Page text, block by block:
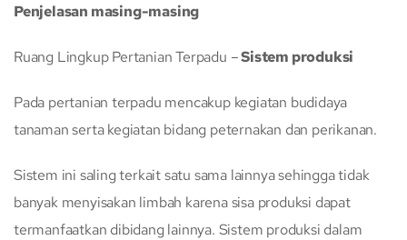
Penjelasan masing-masing
Ruang Lingkup Pertanian Terpadu –Sistem produksi
Pada pertanian terpadu mencakup kegiatan budidaya
tanaman serta kegiatan bidang peternakan dan perikanan.
Sistem ini saling terkait satu sama lainnya sehingga tidak
banyak menyisakan limbah karena sisa produksi dapat
termanfaatkan dibidang lainnya. Sistem produksi dalam